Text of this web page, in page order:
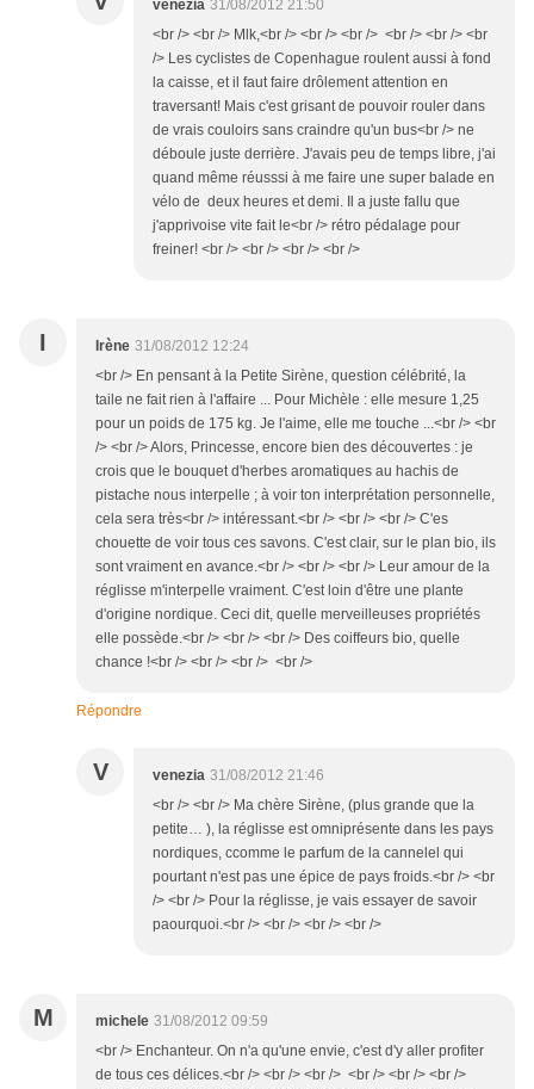
venezia 31/08/2012 21:50
<br /> <br /> Mlk,<br /> <br /> <br /> <br /> <br /> <br
/> Les cyclistes de Copenhague roulent aussi à fond
la caisse, et il faut faire drôlement attention en
traversant! Mais c'est grisant de pouvoir rouler dans
de vrais couloirs sans craindre qu'un bus<br /> ne
déboule juste derrière. J'avais peu de temps libre, j'ai
quand même réusssi à me faire une super balade en
vélo de deux heures et demi. Il a juste fallu que
j'apprivoise vite fait le<br /> rétro pédalage pour
freiner! <br /> <br /> <br /> <br />
I Irène 31/08/2012 12:24
<br /> En pensant à la Petite Sirène, question célébrité, la
taile ne fait rien à l'affaire ... Pour Michèle : elle mesure 1,25
pour un poids de 175 kg. Je l'aime, elle me touche ...<br /> <br
/> <br /> Alors, Princesse, encore bien des découvertes : je
crois que le bouquet d'herbes aromatiques au hachis de
pistache nous interpelle ; à voir ton interprétation personnelle,
cela sera très<br /> intéressant.<br /> <br /> <br /> C'es
chouette de voir tous ces savons. C'est clair, sur le plan bio, ils
sont vraiment en avance.<br /> <br /> <br /> Leur amour de la
réglisse m'interpelle vraiment. C'est loin d'être une plante
d'origine nordique. Ceci dit, quelle merveilleuses propriétés
elle possède.<br /> <br /> <br /> Des coiffeurs bio, quelle
chance !<br /> <br /> <br /> <br />
Répondre
V venezia 31/08/2012 21:46
<br /> <br /> Ma chère Sirène, (plus grande que la
petite… ), la réglisse est omniprésente dans les pays
nordiques, ccomme le parfum de la cannelel qui
pourtant n'est pas une épice de pays froids.<br /> <br
/> <br /> Pour la réglisse, je vais essayer de savoir
paourquoi.<br /> <br /> <br /> <br />
M michele 31/08/2012 09:59
<br /> Enchanteur. On n'a qu'une envie, c'est d'y aller profiter
de tous ces délices.<br /> <br /> <br /> <br /> <br /> <br />